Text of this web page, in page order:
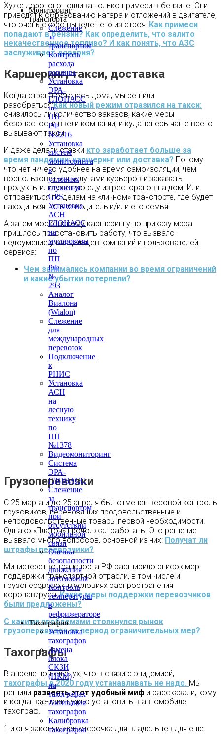
Мониторинг
транспорта
Слежение
за
транспортом
Контроль
расхода
топлива
Установка
ЭРА-
ГЛОНАСС
по
ПП
РФ
№2216
Установка
систем
мониторинга
в
условиях
глушения
GPS
Установка
АСН
ГЛОНАСС
на
мусоровозы
по
ПП
РФ
№
293
Аналог
Виалона
(Wialon)
Слежение
для
международных
перевозок
Подключение
к
РНИС
Установка
АСН
на
лесную
технику
по
ПП
№1378
Видеомониторинг
Система
ЭРА-
ГЛОНАСС
Слежение
за
транспортом
при
отсутствии
мобильной
связи
Оценка
безопасности
движения
автомобиля
Контроль
температуры
в
рефрижераторе
Тахография
Установка
тахографов
Замена
блока
СКЗИ
(НКМ)
на
тахографах
Активация
тахографов
Калибровка
тахографов
Хуже дорогого топлива только примеси в бензине. Они
приводят к образованию нагара и отложений в двигателе,
что очень скоро выведет его из строя: Как примеси
попадают в бензин? Как определить, что залито
некачественное топливо? И как понять, что АЗС
заслуживает доверия?
Каршеринг, такси, доставка
Когда страна осталась дома, мы решили
разобраться:Как новый режим отразился на такси:
снизилось ли количество заказов, какие меры
безопасности ввели компании, и куда теперь чаще всего
вызывают такси.
И даже делали ставки кто заработает больше за
время пандемии: каршеринг или доставка? Потому
что нет ничего удобнее на время самоизоляции, чем
воспользоваться услугами курьеров и заказать
продукты или готовую еду из ресторанов на дом. Или
отправиться по делам на «личном» транспорте, где будет
находиться только водитель и/или его семья.
А затем московскому каршерингу по приказу мэра
пришлось приостановить работу, что вызвало
недоумение у владельцев компаний и пользователей
сервиса:
Чем занимались компании во время ограничений
и какие убытки потерпели?
Грузоперевозки
С 25 марта и до 25 апреля был отменен весовой контроль
грузовиков, перевозящих продовольственные и
непродовольственные товары первой необходимости.
Однако «Платон» продолжал работать. Это решение
вызвало много вопросов, основной из них: Получат ли
штрафы перевозчики?
Министерство транспорта РФ расширило список мер
поддержки транспортной отрасли, в том числе и
грузоперевозок, в условиях распространения
коронавируса:Какие меры поддержки перевозчиков
были предложены?
С какими проблемами столкнулся рынок
грузоперевозок за период ограничительных мер?
Тахографы
В апреле пошел слух, что в связи с эпидемией,
тахографы в 2020 году устанавливать не надо. Мы
решили развеять этот удобный миф и рассказали, кому
и когда все-таки нужно установить в автомобиле
тахограф.
1 июня закончилась отсрочка для владельцев для еще